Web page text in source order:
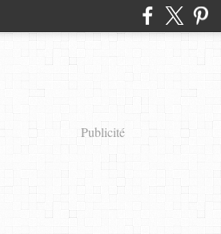
Publicité